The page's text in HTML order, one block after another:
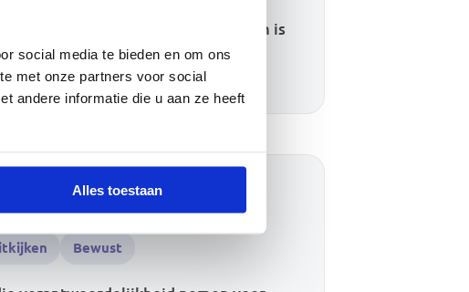
social media te bieden en om ons
met onze partners voor social
andere informatie die u aan ze heeft
Alles toestaan
analyse om te zien hoe je lichaam is
dit interessant?
Bewust